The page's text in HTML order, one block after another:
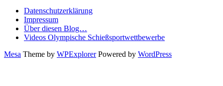
Datenschutzerklärung
Impressum
Über diesen Blog…
Videos Olympische Schießsportwettbewerbe
Mesa Theme by WPExplorerPowered by WordPress